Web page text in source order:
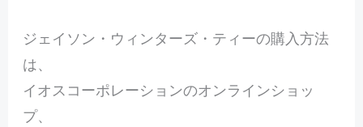
ジェイソン・ウィンターズ・ティーの購入方法
は、
イオスコーポレーションのオンラインショッ
プ、